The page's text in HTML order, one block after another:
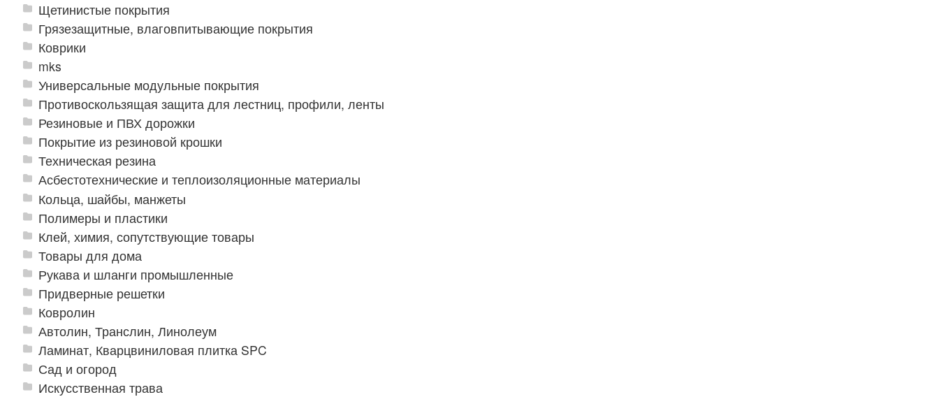
Щетинистые покрытия
Грязезащитные, влаговпитывающие покрытия
Коврики
mks
Универсальные модульные покрытия
Противоскользящая защита для лестниц, профили, ленты
Резиновые и ПВХ дорожки
Покрытие из резиновой крошки
Техническая резина
Асбестотехнические и теплоизоляционные материалы
Кольца, шайбы, манжеты
Полимеры и пластики
Клей, химия, сопутствующие товары
Товары для дома
Рукава и шланги промышленные
Придверные решетки
Ковролин
Автолин, Транслин, Линолеум
Ламинат, Кварцвиниловая плитка SPC
Сад и огород
Искусственная трава